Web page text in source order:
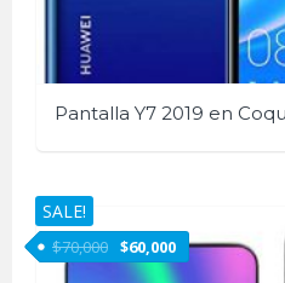
Pantalla Y7 2019 en
SALE!
$70,000 $60,000